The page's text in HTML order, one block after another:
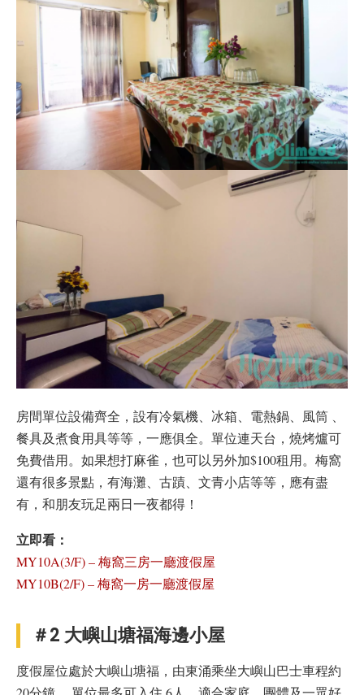
房間單位設備齊全，設有冷氣機、冰箱、電熱鍋、風筒 、
餐具及煮食用具等等，一應俱全。單位連天台，燒烤爐可
免費借用。如果想打麻雀，也可以另外加$100租用。梅窩
還有很多景點，有海灘、古蹟、文青小店等等，應有盡
有，和朋友玩足兩日一夜都得！
立即看：
MY10A(3/F) – 梅窩三房一廳渡假屋
MY10B(2/F) – 梅窩一房一廳渡假屋
＃2 大嶼山塘福海邊小屋
度假屋位處於大嶼山塘福，由東涌乘坐大嶼山巴士車程約